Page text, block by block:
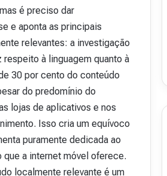
é preciso dar
e aponta as principais
relevantes: a investigação
à linguagem quanto à
30 por cento do conteúdo
do predomínio do
lojas de aplicativos e nos
Isso cria um equívoco
puramente dedicada ao
a internet móvel oferece.
localmente relevante é um
n
16 de julho de 2026
Revista Abranet . 50